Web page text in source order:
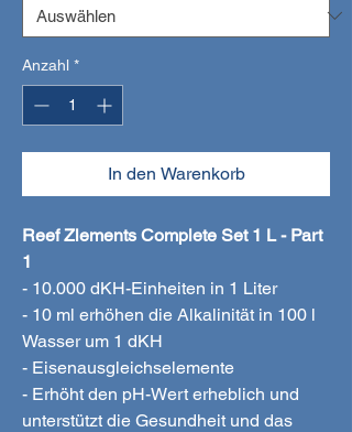
Anzahl *
In den Warenkorb
Reef Zlements Complete Set 1 L - Part
1
- 10.000 dKH-Einheiten in 1 Liter
- 10 ml erhöhen die Alkalinität in 100 l
Wasser um 1 dKH
- Eisenausgleichselemente
- Erhöht den pH-Wert erheblich und
unterstützt die Gesundheit und das